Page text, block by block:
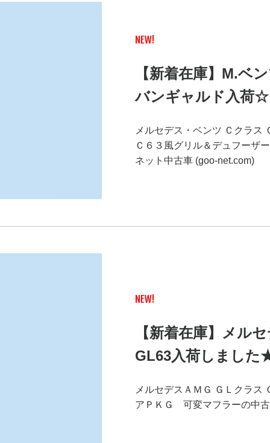
NEW!
【新着在庫】M.
バンギャルド入荷☆
メルセデス・ベンツ Ｃクラ
Ｃ６３風グリル＆デュフーザ
ネット中古車 (goo-net.com)
NEW!
【新着在庫】メ
GL63入荷しました
メルセデスＡＭＧ ＧＬクラ
アＰＫＧ 可変マフラーの中